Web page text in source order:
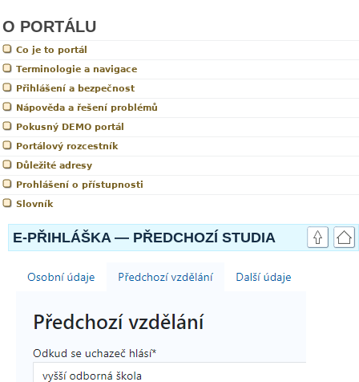
O PORTÁLU
Co je to portál
Terminologie a navigace
Přihlášení a bezpečnost
Nápověda a řešení problémů
Pokusný DEMO portál
Portálový rozcestník
Důležité adresy
Prohlášení o přístupnosti
Slovník
E-PŘIHLÁŠKA — PŘEDCHOZÍ STUDIA